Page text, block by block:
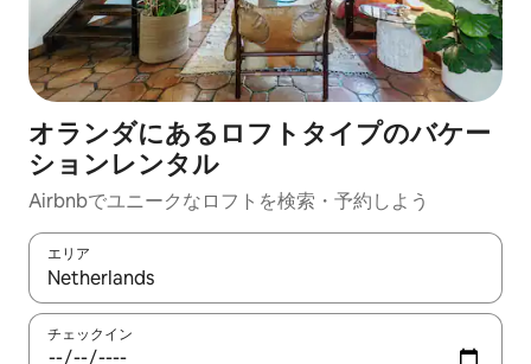
オランダにあるロフトタイプのバケー
ションレンタル
Airbnbでユニークなロフトを検索・予約しよう
エリア
検索結果が表示されたら、上下の矢印キーを使って移動するか
チェックイン